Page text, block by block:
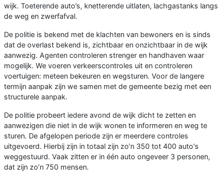
wijk. Toeterende auto’s, knetterende uitlaten, lachgastanks langs
de weg en zwerfafval.
De politie is bekend met de klachten van bewoners en is sinds
dat de overlast bekend is, zichtbaar en onzichtbaar in de wijk
aanwezig. Agenten controleren strenger en handhaven waar
mogelijk. We voeren verkeerscontroles uit en controleren
voertuigen: meteen bekeuren en wegsturen. Voor de langere
termijn aanpak zijn we samen met de gemeente bezig met een
structurele aanpak.
De politie probeert iedere avond de wijk dicht te zetten en
aanwezigen die niet in de wijk wonen te informeren en weg te
sturen. De afgelopen periode zijn er meerdere controles
uitgevoerd. Hierbij zijn in totaal zijn zo’n 350 tot 400 auto's
weggestuurd. Vaak zitten er in één auto ongeveer 3 personen,
dat zijn zo’n 750 mensen.